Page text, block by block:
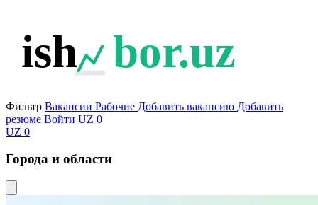
ish bor.uz
Фильтр Вакансии Рабочие Добавить вакансию Добавить
резюме Войти UZ 0
UZ 0
Города и области